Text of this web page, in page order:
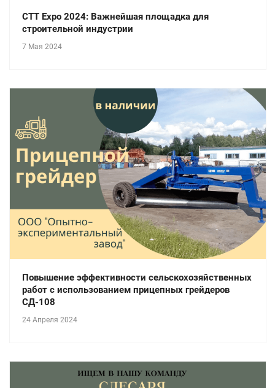
СТТ Expo 2024: Важнейшая площадка для
строительной индустрии
7 Мая 2024
Повышение эффективности сельскохозяйственных
работ с использованием прицепных грейдеров
СД-108
24 Апреля 2024